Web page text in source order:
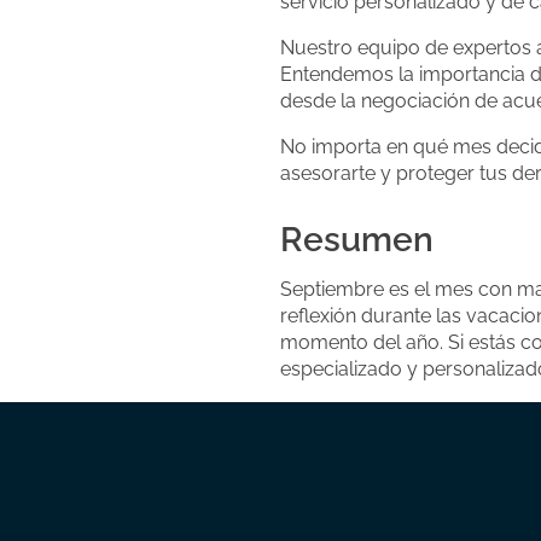
Nuestro equipo de expertos
Entendemos la importancia
desde la negociación de
No importa en qué mes
asesorarte y proteger tus
Resumen
Septiembre es el mes con
reflexión durante las
momento del año. Si estás
especializado y